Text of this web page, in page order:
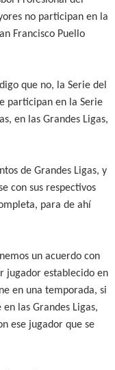
no participan en la
Francisco Puello
que no, la Serie del
participan en la Serie
en las Grandes Ligas,
de Grandes Ligas, y
con sus respectivos
para de ahí
un acuerdo con
jugador establecido en
en una temporada, si
las Grandes Ligas,
ese jugador que se